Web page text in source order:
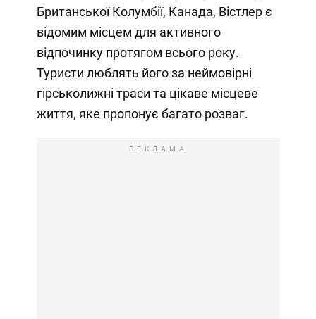
Британської Колумбії, Канада, Вістлер є
відомим місцем для активного
відпочинку протягом всього року.
Туристи люблять його за неймовірні
гірськолижні траси та цікаве місцеве
життя, яке пропонує багато розваг.
РЕКЛАМА